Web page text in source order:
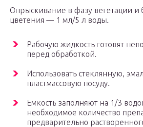
Опрыскивание в фазу вегетации и
цветения — 1 мл/5 л воды.
Рабочую жидкость готовят
перед обработкой.
Использовать стеклянную,
пластмассовую посуду.
Емкость заполняют на 1/3
необходимое количество
предварительно